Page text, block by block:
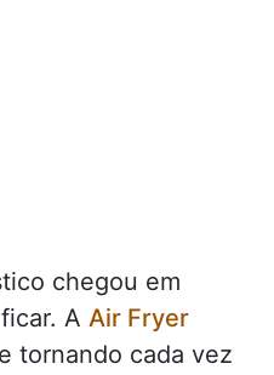
chegou em
A Air Fryer
tornando cada vez